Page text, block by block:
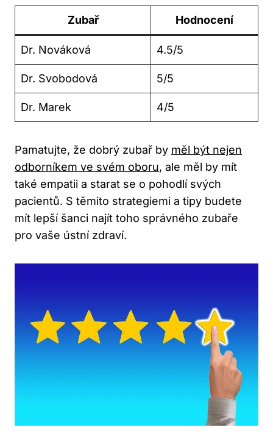
Zubař Hodnocení
Dr. Nováková 4.5/5
Dr. Svobodová 5/5
Dr. Marek 4/5
Pamatujte, že dobrý zubař by měl být nejen
odborníkem ve svém oboru, ale měl by mít
také empatii a starat se o pohodlí svých
pacientů. S těmito strategiemi a tipy budete
mít lepší šanci najít toho správného zubaře
pro vaše ústní zdraví.